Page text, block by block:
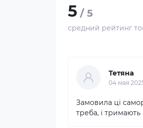
5 / 5
средний рейтинг
Тетяна
04 мая
Замовила ці
треба, і